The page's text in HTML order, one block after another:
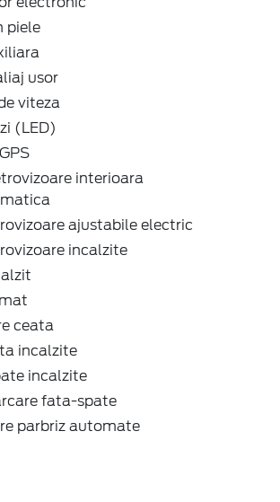
piele
usor
viteza
(LED)
interioara
ajustabile electric
incalzite
ceata
incalzite
incalzite
fata-spate
parbriz automate